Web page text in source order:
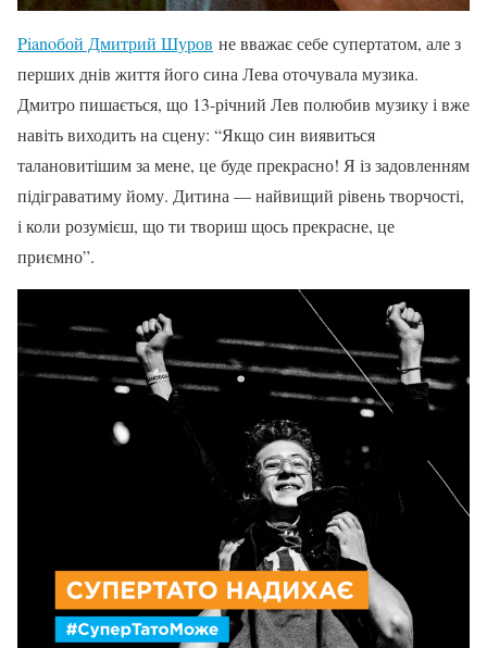
Pianoбой Дмитрий Шуров не вважає себе супертатом, але з
перших днів життя його сина Лева оточувала музика.
Дмитро пишається, що 13-річний Лев полюбив музику і вже
навіть виходить на сцену: “Якщо син виявиться
талановитішим за мене, це буде прекрасно! Я із задовленням
підіграватиму йому. Дитина — найвищий рівень творчості,
і коли розумієш, що ти твориш щось прекрасне, це
приємно”.